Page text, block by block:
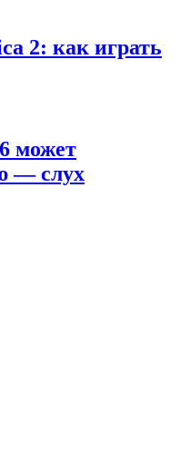
2: как играть
может
— слух